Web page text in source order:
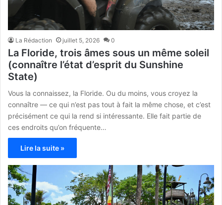
La Rédaction juillet 5, 2026 0
La Floride, trois âmes sous un même soleil
(connaître l’état d’esprit du Sunshine
State)
Vous la connaissez, la Floride. Ou du moins, vous croyez la
connaître — ce qui n’est pas tout à fait la même chose, et c’est
précisément ce qui la rend si intéressante. Elle fait partie de
ces endroits qu’on fréquente…
Lire la suite »